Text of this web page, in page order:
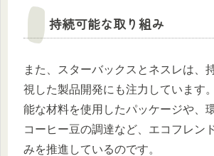
持続可能な取り組み
また、スターバックスとネスレは、
視した製品開発にも注力しています
能な材料を使用したパッケージや、
コーヒー豆の調達など、エコフレン
みを推進しているのです。